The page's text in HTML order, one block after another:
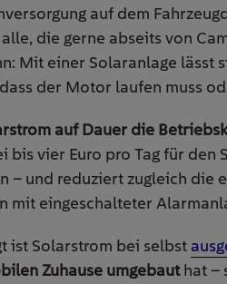
auf dem
die gerne abseits von
Mit einer Solaranlage lässt
der Motor laufen muss
auf Dauer die
vier Euro pro Tag für den
– und reduziert zugleich die
mit eingeschalteter
ist Solarstrom bei selbst
Zuhause umgebauthat –